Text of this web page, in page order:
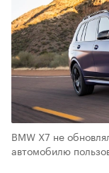
BMW X7 не
автомобилю